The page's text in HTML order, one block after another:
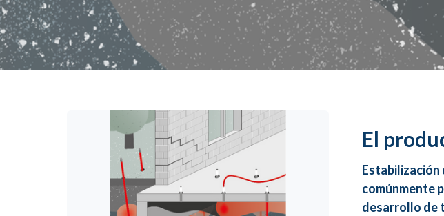
El
Estabilización
comúnmente
desarrollo de